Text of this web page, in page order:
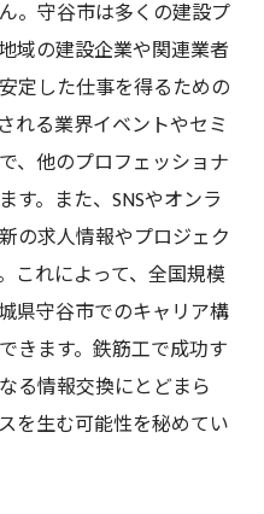
。守谷市は多くの建設プ
域の建設企業や関連業者
定した仕事を得るための
れる業界イベントやセミ
、他のプロフェッショナ
す。また、SNSやオンラ
の求人情報やプロジェク
これによって、全国規模
県守谷市でのキャリア構
きます。鉄筋工で成功す
る情報交換にとどまら
を生む可能性を秘めてい